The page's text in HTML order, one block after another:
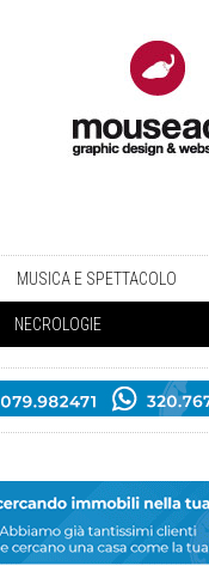
MUSICA E SPETTACOLO
NECROLOGIE